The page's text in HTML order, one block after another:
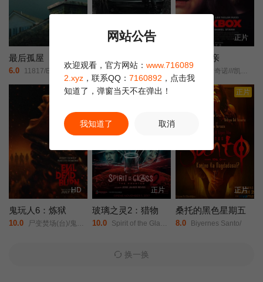
最后孤屋
6.0 11817/Eleven Eight One Seven/
正片
2.0 约翰尼·永·博斯/杰森·纳维/岛本信明/
正片
猛尸一家亲
3.0 卡拉·古奇诺///凯瑟琳·伊莎贝尔///卢·泰勒·普奇///唐纳德·沙利斯///凯文·麦克纳尔蒂// Jason William Day //杰森·麦金农///罗曼·金赛拉///杰卡·博尚// Darcey Johnson / Aedan Edwards / Lee Tichon / Kenny Wood-Schatz/
正片
HD
鬼玩人6：炼狱
10.0 尸变焚场(台)/鬼玩人6：燃烧/鬼玩人崛起衍生电影/
正片
正片
玻璃之灵2：猎物
10.0 Spirit of the Glass 2: The Hunted/
正片
正片
桑托的黑色星期五
8.0 Biyernes Santo/
换一换
网站公告
欢迎观看，官方网站： www.716089
2.xyz ，联系QQ： 7160892 ，点击我
知道了，弹窗当天不在弹出！
我知道了 取消